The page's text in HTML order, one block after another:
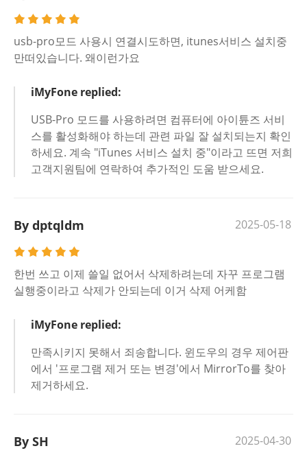
usb-pro모드 사용시 연결시도하면, itunes서비스 설치중
만떠있습니다. 왜이런가요
iMyFone replied:
USB-Pro 모드를 사용하려면 컴퓨터에 아이튠즈 서비
스를 활성화해야 하는데 관련 파일 잘 설치되는지 확인
하세요. 계속 "iTunes 서비스 설치 중"이라고 뜨면 저희
고객지원팀에 연락하여 추가적인 도움 받으세요.
By dptqldm 2025-05-18
한번 쓰고 이제 쓸일 없어서 삭제하려는데 자꾸 프로그램
실행중이라고 삭제가 안되는데 이거 삭제 어케함
iMyFone replied:
만족시키지 못해서 죄송합니다. 윈도우의 경우 제어판
에서 '프로그램 제거 또는 변경'에서 MirrorTo를 찾아
제거하세요.
By SH 2025-04-30